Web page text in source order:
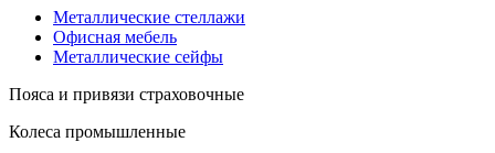
Металлические стеллажи
Офисная мебель
Металлические сейфы
Пояса и привязи страховочные
Колеса промышленные